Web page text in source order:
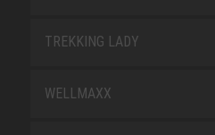
TREKKING LADY
WELLMAXX